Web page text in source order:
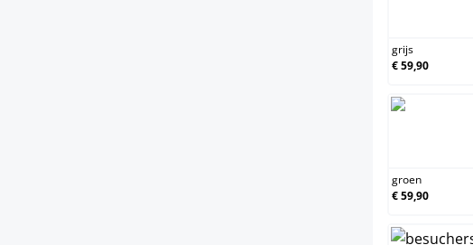
grijs
€ 59,90
groen
€ 59,90